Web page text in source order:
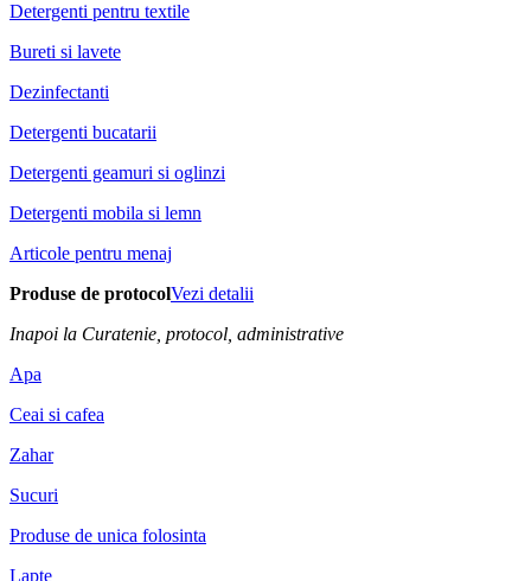
Detergenti pentru textile
Bureti si lavete
Dezinfectanti
Detergenti bucatarii
Detergenti geamuri si oglinzi
Detergenti mobila si lemn
Articole pentru menaj
Produse de protocolVezi detalii
Inapoi la Curatenie, protocol, administrative
Apa
Ceai si cafea
Zahar
Sucuri
Produse de unica folosinta
Lapte